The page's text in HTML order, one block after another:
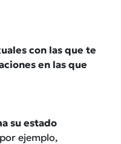
con las que te
en las que
su estado
ejemplo,